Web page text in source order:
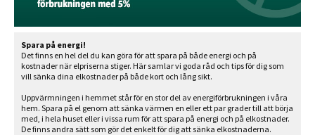
Spara på energi!
Det finns en hel del du kan göra för att spara på både energi och på
kostnader när elpriserna stiger. Här samlar vi goda råd och tips för dig som
vill sänka dina elkostnader på både kort och lång sikt.
Uppvärmningen i hemmet står för en stor del av energiförbrukningen i våra
hem. Spara på el genom att sänka värmen en eller ett par grader till att börja
med, i hela huset eller i vissa rum för att spara på energi och på elkostnader.
De finns andra sätt som gör det enkelt för dig att sänka elkostnaderna.